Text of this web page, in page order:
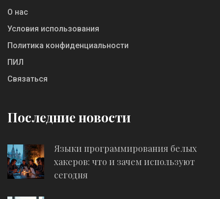
О нас
Условия использования
Политика конфиденциальности
ПИЛ
Связаться
Последние новости
Языки программирования белых
хакеров: что и зачем используют
сегодня